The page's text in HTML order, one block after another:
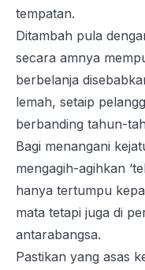
tempatan.
Ditambah pula
secara amnya
berbelanja
lemah, setaip
berbanding tahun-
Bagi menangani
mengagih-agihkan
hanya tertumpu
mata tetapi juga di
antarabangsa.
Pastikan yang asas